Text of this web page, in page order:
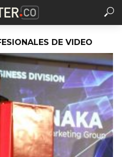
DE VIDEO